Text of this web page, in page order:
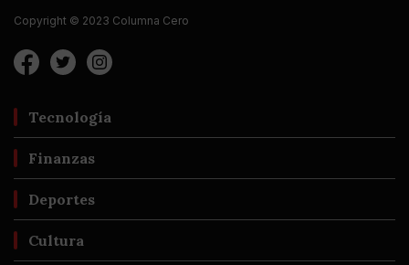
Copyright © 2023 Columna Cero
Tecnología
Finanzas
Deportes
Cultura